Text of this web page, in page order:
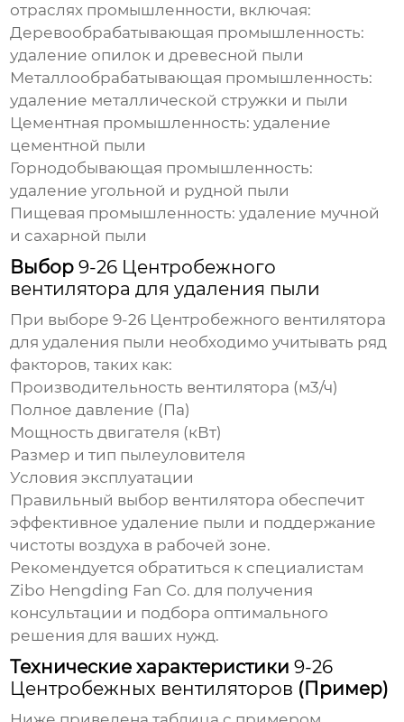
отраслях промышленности, включая:
Деревообрабатывающая промышленность:
удаление опилок и древесной пыли
Металлообрабатывающая промышленность:
удаление металлической стружки и пыли
Цементная промышленность: удаление
цементной пыли
Горнодобывающая промышленность:
удаление угольной и рудной пыли
Пищевая промышленность: удаление мучной
и сахарной пыли
Выбор9-26 Центробежного
вентилятора для удаления пыли
При выборе9-26 Центробежного вентилятора
для удаления пыли необходимо учитывать ряд
факторов, таких как:
Производительность вентилятора (м3/ч)
Полное давление (Па)
Мощность двигателя (кВт)
Размер и тип пылеуловителя
Условия эксплуатации
Правильный выбор вентилятора обеспечит
эффективное удаление пыли и поддержание
чистоты воздуха в рабочей зоне.
Рекомендуется обратиться к специалистам
Zibo Hengding Fan Co. для получения
консультации и подбора оптимального
решения для ваших нужд.
Технические характеристики9-26
Центробежных вентиляторов (Пример)